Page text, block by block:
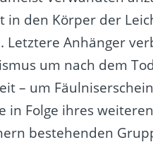
den Körper der
Letztere Anhänger
um nach dem
– um
in Folge ihres
bestehenden